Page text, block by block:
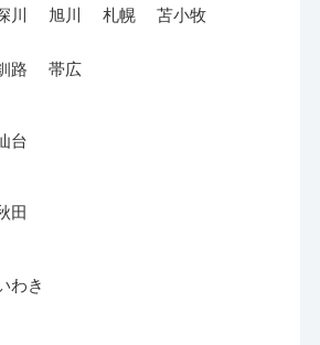
川 旭川 札幌 苫小牧
路 帯広
台
田
わき